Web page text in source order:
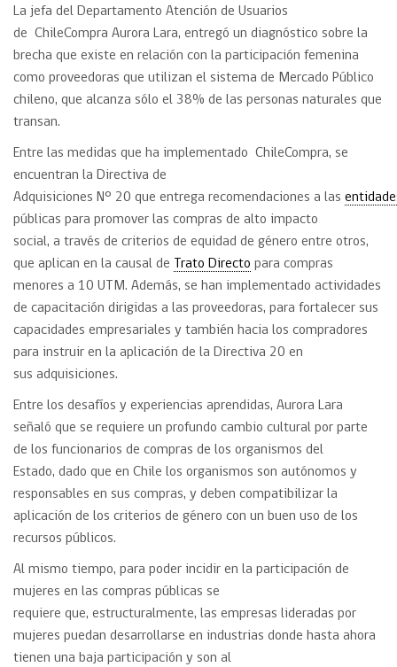
La jefa del Departamento Atención de Usuarios
de ChileCompra Aurora Lara, entregó un diagnóstico sobre la
brecha que existe en relación con la participación femenina
como proveedoras que utilizan el sistema de Mercado Público
chileno, que alcanza sólo el 38% de las personas naturales que
transan.
Entre las medidas que ha implementado ChileCompra, se
encuentran la Directiva de
Adquisiciones Nº 20 que entrega recomendaciones a las
públicas para promover las compras de alto impacto
social, a través de criterios de equidad de género entre otros,
que aplican en la causal de Trato Directo para compras
menores a 10 UTM. Además, se han implementado actividades
de capacitación dirigidas a las proveedoras, para fortalecer sus
capacidades empresariales y también hacia los compradores
para instruir en la aplicación de la Directiva 20 en
sus adquisiciones.
Entre los desafíos y experiencias aprendidas, Aurora Lara
señaló que se requiere un profundo cambio cultural por parte
de los funcionarios de compras de los organismos del
Estado, dado que en Chile los organismos son autónomos y
responsables en sus compras, y deben compatibilizar la
aplicación de los criterios de género con un buen uso de los
recursos públicos.
Al mismo tiempo, para poder incidir en la participación de
mujeres en las compras públicas se
requiere que, estructuralmente, las empresas lideradas por
mujeres puedan desarrollarse en industrias donde hasta ahora
tienen una baja participación y son al